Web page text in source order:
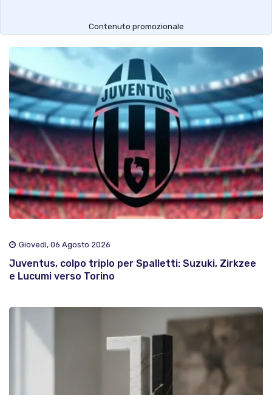
Contenuto promozionale
Giovedì, 06 Agosto 2026
Juventus, colpo triplo per Spalletti: Suzuki, Zirkzee
e Lucumi verso Torino